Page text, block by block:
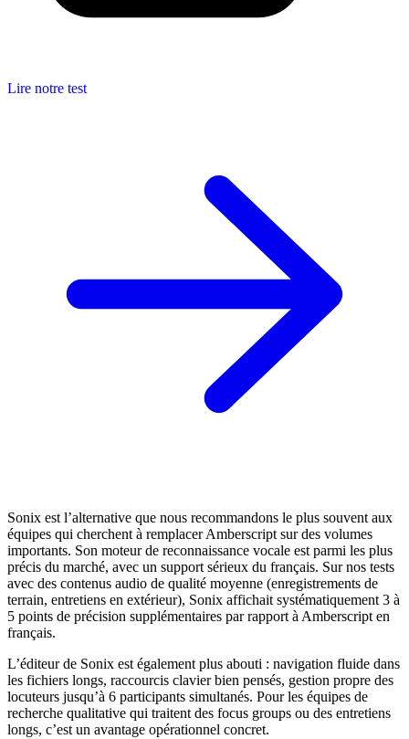
Lire notre test
Sonix est l’alternative que nous recommandons le plus souvent aux
équipes qui cherchent à remplacer Amberscript sur des volumes
importants. Son moteur de reconnaissance vocale est parmi les plus
précis du marché, avec un support sérieux du français. Sur nos tests
avec des contenus audio de qualité moyenne (enregistrements de
terrain, entretiens en extérieur), Sonix affichait systématiquement 3 à
5 points de précision supplémentaires par rapport à Amberscript en
français.
L’éditeur de Sonix est également plus abouti : navigation fluide dans
les fichiers longs, raccourcis clavier bien pensés, gestion propre des
locuteurs jusqu’à 6 participants simultanés. Pour les équipes de
recherche qualitative qui traitent des focus groups ou des entretiens
longs, c’est un avantage opérationnel concret.